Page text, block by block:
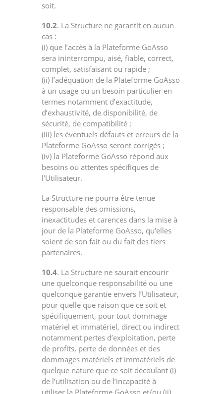
soit.
10.2. La Structure ne garantit en aucun
cas :
(i) que l’accès à la Plateforme GoAsso
sera ininterrompu, aisé, fiable, correct,
complet, satisfaisant ou rapide ;
(ii) l’adéquation de la Plateforme GoAsso
à un usage ou un besoin particulier en
termes notamment d’exactitude,
d’exhaustivité, de disponibilité, de
sécurité, de compatibilité ;
(iii) les éventuels défauts et erreurs de la
Plateforme GoAsso seront corrigés ;
(iv) la Plateforme GoAsso répond aux
besoins ou attentes spécifiques de
l’Utilisateur.
La Structure ne pourra être tenue
responsable des omissions,
inexactitudes et carences dans la mise à
jour de la Plateforme GoAsso, qu'elles
soient de son fait ou du fait des tiers
partenaires.
10.4. La Structure ne saurait encourir
une quelconque responsabilité ou une
quelconque garantie envers l’Utilisateur,
pour quelle que raison que ce soit et
spécifiquement, pour tout dommage
matériel et immatériel, direct ou indirect
notamment pertes d’exploitation, perte
de profits, perte de données et des
dommages matériels et immatériels de
quelque nature que ce soit découlant (i)
de l’utilisation ou de l’incapacité à
utiliser la Plateforme GoAsso et/ou (ii)